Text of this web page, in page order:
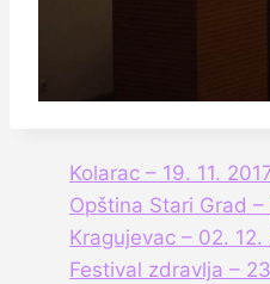
Kolarac – 19. 11.
Opština Stari Grad –
Kragujevac – 02. 12.
Festival zdravlja –